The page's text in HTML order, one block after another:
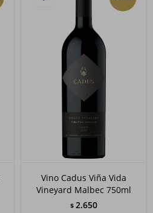
Vino Cadus Viña Vida
Vineyard Malbec 750ml
$ 2.650